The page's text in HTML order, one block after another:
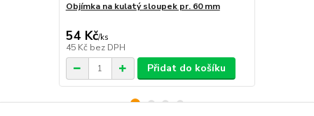
Objímka na kulatý sloupek pr. 60 mm
54 Kč/ks
45 Kč bez DPH
Přidat do košíku